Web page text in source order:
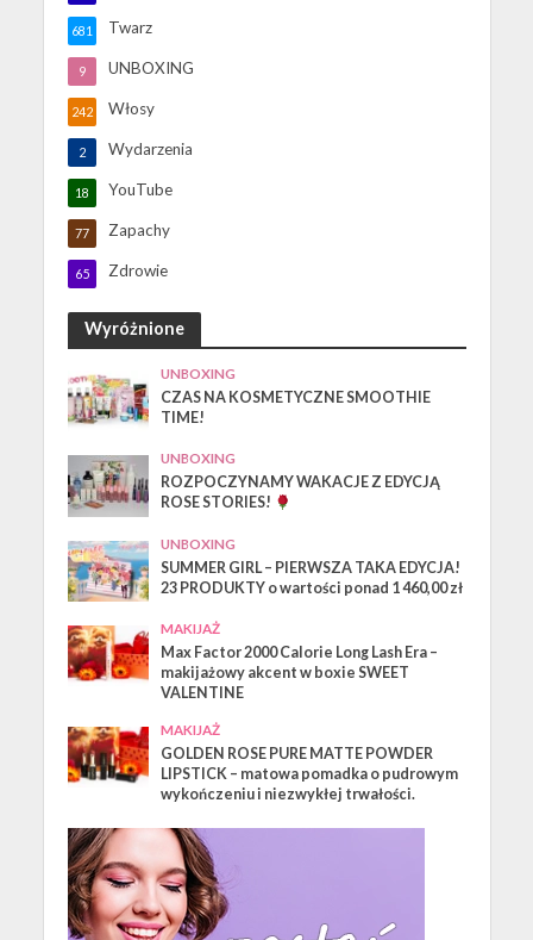
Twarz
681
UNBOXING
9
Włosy
242
Wydarzenia
2
YouTube
18
Zapachy
77
Zdrowie
65
Wyróżnione
UNBOXING
CZAS NA KOSMETYCZNE SMOOTHIE
TIME!
UNBOXING
ROZPOCZYNAMY WAKACJE Z EDYCJĄ
ROSE STORIES!
UNBOXING
SUMMER GIRL – PIERWSZA TAKA EDYCJA!
23 PRODUKTY o wartości ponad 1 460,00 zł
MAKIJAŻ
Max Factor 2000 Calorie Long Lash Era –
makijażowy akcent w boxie SWEET
VALENTINE
MAKIJAŻ
GOLDEN ROSE PURE MATTE POWDER
LIPSTICK – matowa pomadka o pudrowym
wykończeniu i niezwykłej trwałości.